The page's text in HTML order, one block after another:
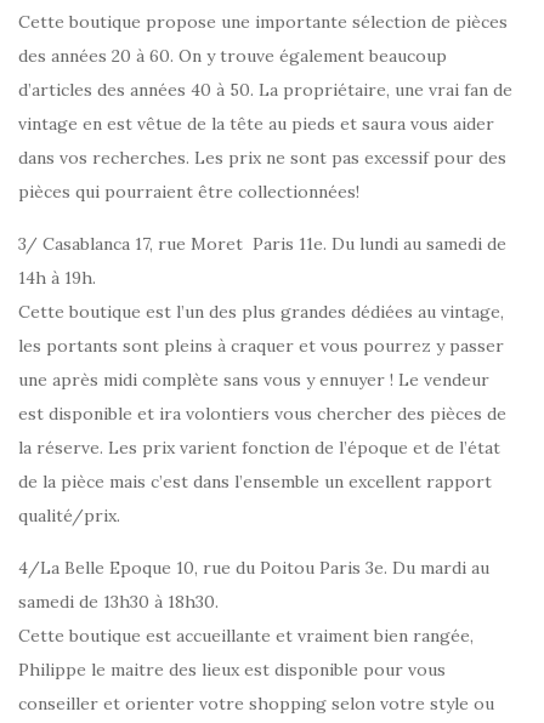
Cette boutique propose une importante sélection de pièces
des années 20 à 60. On y trouve également beaucoup
d’articles des années 40 à 50. La propriétaire, une vrai fan de
vintage en est vêtue de la tête au pieds et saura vous aider
dans vos recherches. Les prix ne sont pas excessif pour des
pièces qui pourraient être collectionnées!
3/ Casablanca 17, rue Moret Paris 11e. Du lundi au samedi de
14h à 19h.
Cette boutique est l’un des plus grandes dédiées au vintage,
les portants sont pleins à craquer et vous pourrez y passer
une après midi complète sans vous y ennuyer ! Le vendeur
est disponible et ira volontiers vous chercher des pièces de
la réserve. Les prix varient fonction de l’époque et de l’état
de la pièce mais c’est dans l’ensemble un excellent rapport
qualité/prix.
4/La Belle Epoque 10, rue du Poitou Paris 3e. Du mardi au
samedi de 13h30 à 18h30.
Cette boutique est accueillante et vraiment bien rangée,
Philippe le maitre des lieux est disponible pour vous
conseiller et orienter votre shopping selon votre style ou